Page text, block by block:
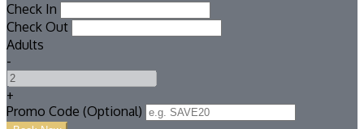
Check In
Check Out
Adults
-
+
Promo Code (Optional)